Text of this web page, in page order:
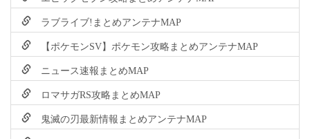
ラブライブ!まとめアンテナMAP
【ポケモンSV】ポケモン攻略まとめアンテナMAP
ニュース速報まとめMAP
ロマサガRS攻略まとめMAP
鬼滅の刃最新情報まとめアンテナMAP